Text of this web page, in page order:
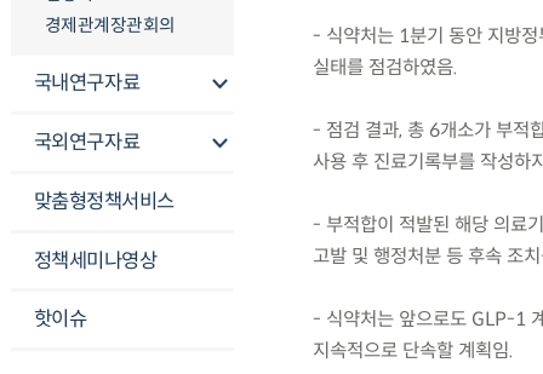
경제관계장관회의
국내연구자료
국외연구자료
맞춤형정책서비스
정책세미나영상
핫이슈
- 식약처는 1분기 동안 지방
실태를 점검하였음.
- 점검 결과, 총 6개소가 부적
사용 후 진료기록부를 작성하
- 부적합이 적발된 해당 의료
고발 및 행정처분 등 후속 조
- 식약처는 앞으로도 GLP-1
지속적으로 단속할 계획임.